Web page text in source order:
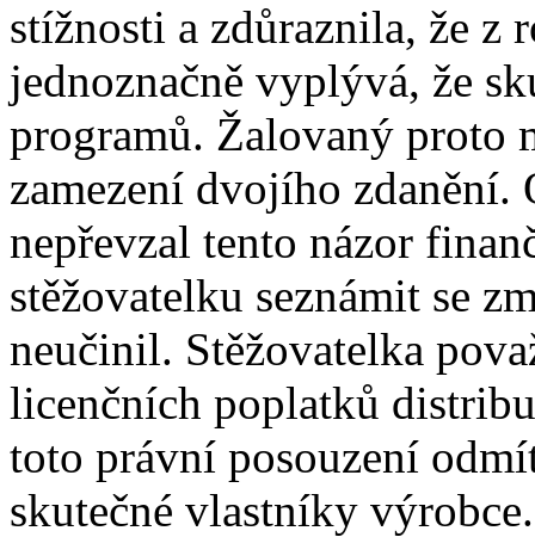
stížnosti a zdůraznila, že z
jednoznačně vyplývá, že
programů. Žalovaný proto
zamezení dvojího zdanění.
nepřevzal tento názor
stěžovatelku seznámit se
neučinil. Stěžovatelka
licenčních poplatků
toto právní posouzení
skutečné vlastníky